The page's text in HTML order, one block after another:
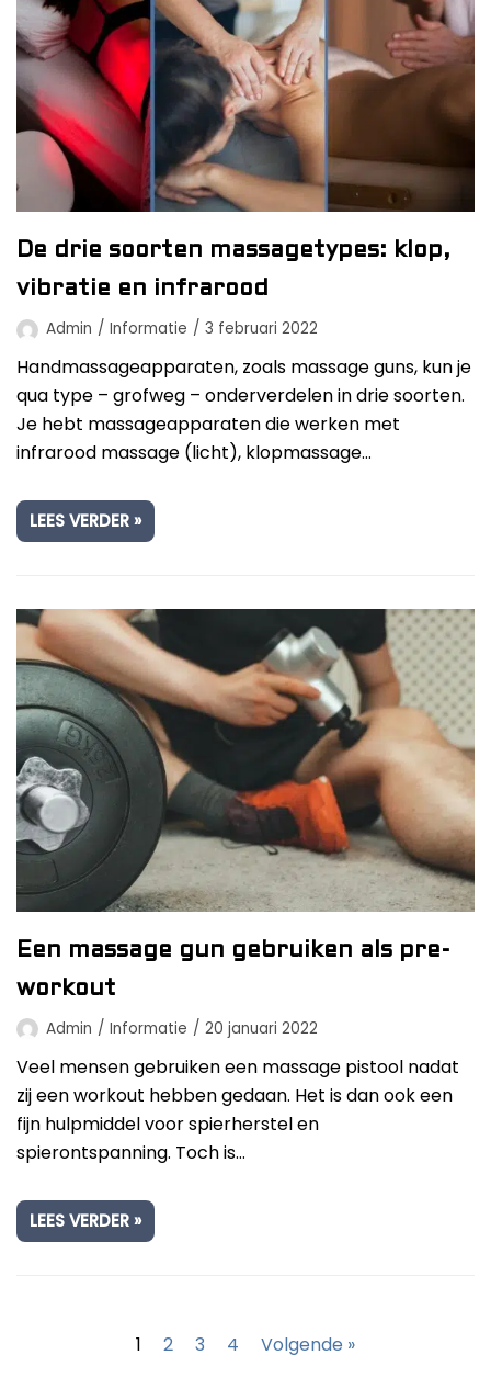
De drie soorten massagetypes: klop,
vibratie en infrarood
Admin
Informatie 3 februari 2022
Handmassageapparaten, zoals massage guns, kun je
qua type – grofweg – onderverdelen in drie soorten.
Je hebt massageapparaten die werken met
infrarood massage (licht), klopmassage…
LEES VERDER »
Een massage gun gebruiken als pre-
workout
Admin
Informatie 20 januari 2022
Veel mensen gebruiken een massage pistool nadat
zij een workout hebben gedaan. Het is dan ook een
fijn hulpmiddel voor spierherstel en
spierontspanning. Toch is…
LEES VERDER »
1 2 3 4 Volgende »